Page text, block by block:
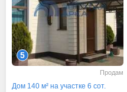
5
Продам
Дом 140 м² на участке 6 сот.